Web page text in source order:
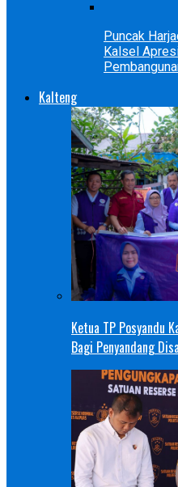
Puncak
Kalsel
Kalteng
Ketua TP Posyandu
Bagi Penyandang